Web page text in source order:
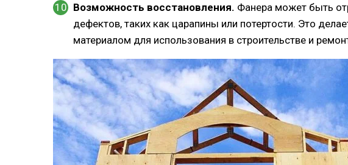
Возможность восстановления. Фанера может быть
дефектов, таких как царапины или потертости. Это
материалом для использования в строительстве и